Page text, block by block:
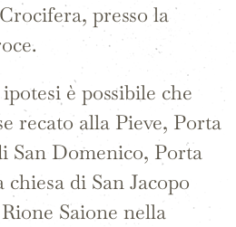
presso la
è possibile che
recato alla Pieve, Porta
San Domenico, Porta
di San Jacopo
Saione nella